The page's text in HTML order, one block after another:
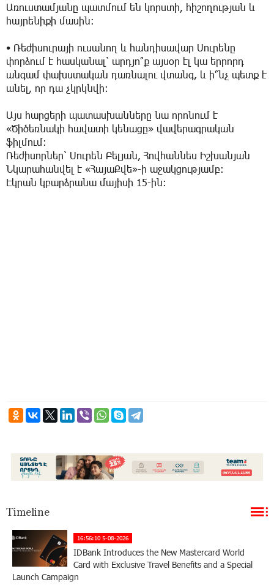
Առուստամյանը պատմում են կորստի, հիշողության և
հայրենիքի մասին։
• Ռեժիսուրայի ուսանող և հանդիսավար Սուրենը
փորձում է հասկանալ՝ արդյո՞ք այսօր էլ կա երրորդ
անգամ փախստական դառնալու վտանգ, և ի՞նչ պետք է
անել, որ դա չկրկնվի։
Այս հարցերի պատասխանները նա որոնում է
«Ծիծեռնակի հավատի կենացը» վավերագրական
ֆիլմում։
Ռեժիսորներ՝ Սուրեն Բելյան, Հովհաննես Իշխանյան
Նկարահանվել է «ՀայաՔվե»-ի աջակցությամբ։
Էկրան կբարձրանա մայիսի 15-ին։
Timeline
16:56:10 5-08-2026
IDBank Introduces the New Mastercard World
Card with Exclusive Travel Benefits and a Special
Launch Campaign